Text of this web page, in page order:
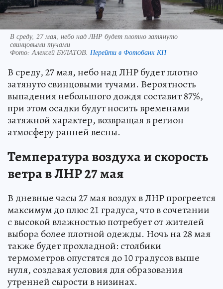
В среду, 27 мая, небо над ЛНР будет плотно затянуто
свинцовыми тучами
Фото: Алексей БУЛАТОВ. Перейти в Фотобанк КП
В среду, 27 мая, небо над ЛНР будет плотно
затянуто свинцовыми тучами. Вероятность
выпадения небольшого дождя составит 87%,
при этом осадки будут носить временами
затяжной характер, возвращая в регион
атмосферу ранней весны.
Температура воздуха и скорость
ветра в ЛНР 27 мая
В дневные часы 27 мая воздух в ЛНР прогреется
максимум до плюс 21 градуса, что в сочетании
с высокой влажностью потребует от жителей
выбора более плотной одежды. Ночь на 28 мая
также будет прохладной: столбики
термометров опустятся до 10 градусов выше
нуля, создавая условия для образования
утренней сырости в низинах.